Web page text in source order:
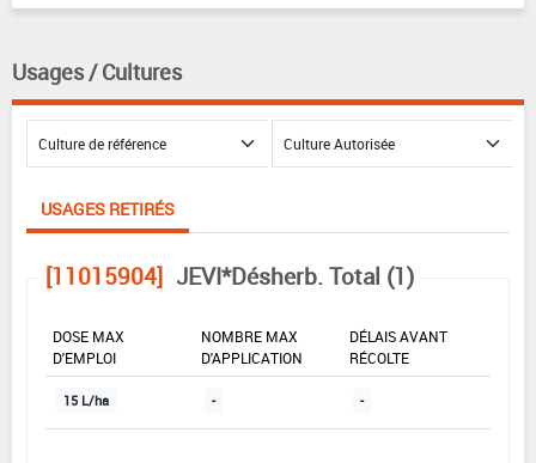
Usages / Cultures
USAGES RETIRÉS
[11015904] JEVI*Désherb. Total (1)
DOSE MAX
D'EMPLOI
NOMBRE MAX
D'APPLICATION
DÉLAIS AVANT
RÉCOLTE
15 L/ha - -